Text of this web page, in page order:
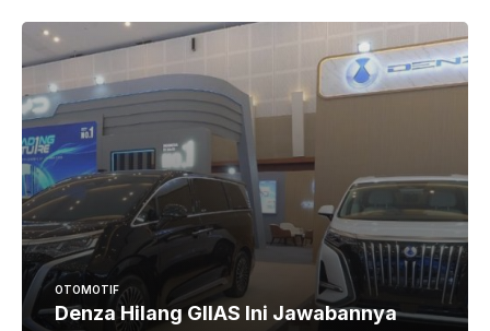
OTOMOTIF
Denza Hilang GIIAS Ini Jawabannya